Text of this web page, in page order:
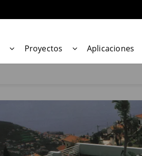
Proyectos Aplicaciones